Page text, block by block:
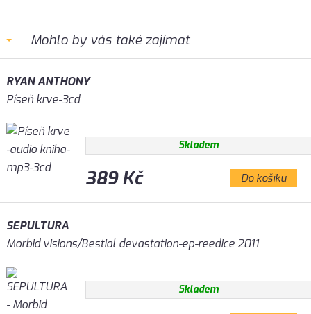
Mohlo by vás také zajímat
RYAN ANTHONY
Píseň krve-3cd
Skladem
389 Kč Do košíku
SEPULTURA
Morbid visions/Bestial devastation-ep-reedice 2011
Skladem